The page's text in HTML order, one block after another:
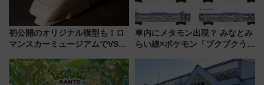
初公開のオリジナル模型も！ロ
マンスカーミュージアムでVSE
15日スタート
車内にメタモン出現？ みなとみ
らい線×ポケモン「ブクブクうみ
行開始に！ この夏は直通列車で
横浜へ！